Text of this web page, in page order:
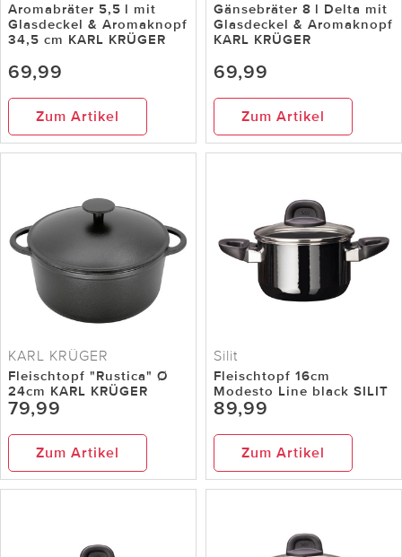
Aromabräter 5,5 l mit
Glasdeckel & Aromaknopf
34,5 cm KARL KRÜGER
69,99
Zum Artikel
Gänsebräter 8 l Delta mit
Glasdeckel & Aromaknopf
KARL KRÜGER
69,99
Zum Artikel
KARL KRÜGER
Fleischtopf "Rustica" Ø
24cm KARL KRÜGER
79,99
Zum Artikel
Silit
Fleischtopf 16cm
Modesto Line black SILIT
89,99
Zum Artikel